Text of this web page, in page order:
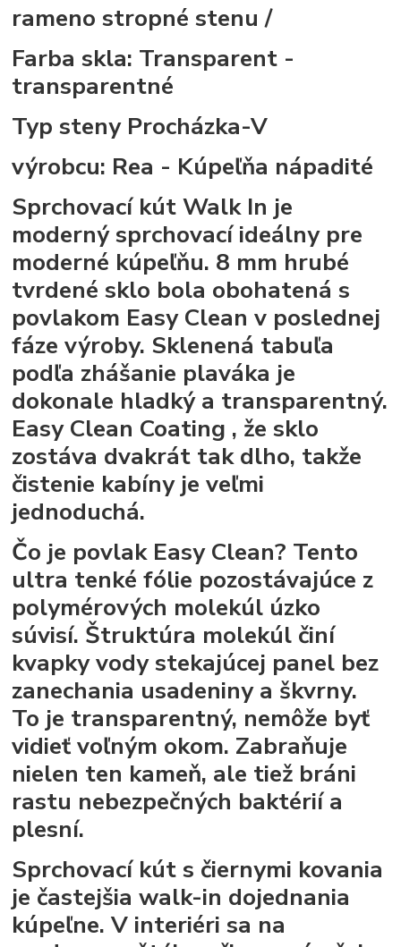
ramenostropné stenu /
Farba skla: Transparent -
transparentné
Typ steny Procházka-V
výrobcu: Rea - Kúpeľňa nápadité
Sprchovací kút Walk In je
moderný sprchovací ideálny pre
moderné kúpeľňu. 8 mm hrubé
tvrdené sklo bola obohatená s
povlakom Easy Cleanv poslednej
fáze výroby. Sklenená tabuľa
podľa zhášanie plaváka je
dokonale hladký a transparentný.
Easy Clean Coating , že sklo
zostáva dvakrát tak dlho, takže
čistenie kabíny je veľmi
jednoduchá.
Čo je povlak Easy Clean? Tento
ultra tenké fólie pozostávajúce z
polymérových molekúl úzko
súvisí. Štruktúra molekúl činí
kvapky vody stekajúcej panel bez
zanechania usadeniny a škvrny.
To je transparentný, nemôže byť
vidieť voľným okom. Zabraňuje
nielen ten kameň, ale tiež bráni
rastu nebezpečných baktérií a
plesní.
Sprchovací kút s čiernymi kovania
je častejšia walk-in dojednania
kúpeľne. V interiéri sa na